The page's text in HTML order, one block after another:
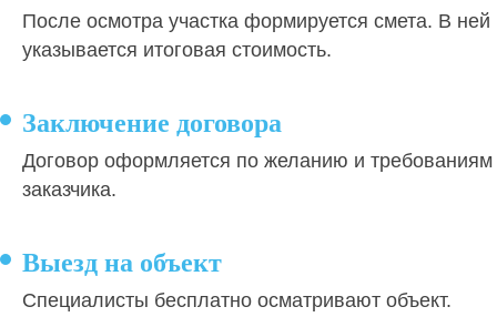
После осмотра участка формируется смета. В ней
указывается итоговая стоимость.
Заключение договора
Договор оформляется по желанию и требованиям
заказчика.
Выезд на объект
Специалисты бесплатно осматривают объект.